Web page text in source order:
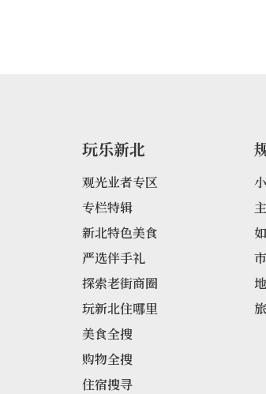
玩乐新北
观光业者专区
专栏特辑
新北特色美食
严选伴手礼
探索老街商圈
玩新北住哪里
美食全搜
购物全搜
住宿搜寻